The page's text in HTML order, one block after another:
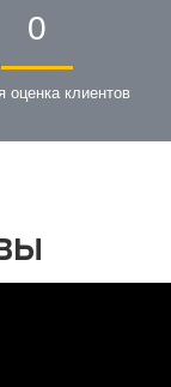
0
оценка клиентов